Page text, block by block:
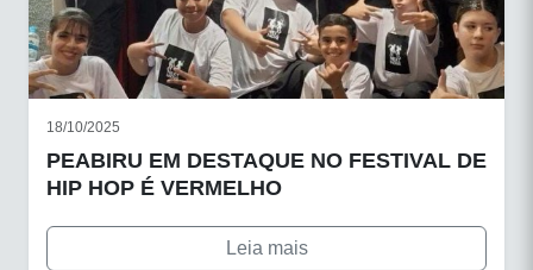
18/10/2025
PEABIRU EM DESTAQUE NO FESTIVAL DE
HIP HOP É VERMELHO
Leia mais